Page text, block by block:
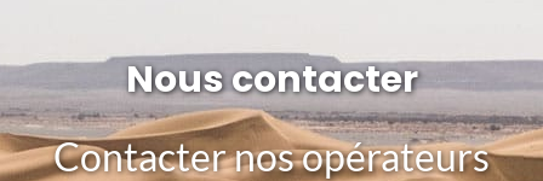
Nous contacter
Contacter nos opérateurs